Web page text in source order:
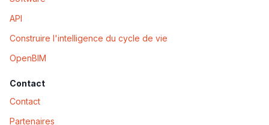
API
Construire l'intelligence du cycle de vie
OpenBIM
Contact
Contact
Partenaires